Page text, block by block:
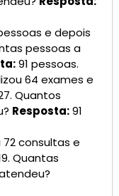
e depois
pessoas a
91 pessoas.
64 exames e
Quantos
Resposta:91
consultas e
Quantas